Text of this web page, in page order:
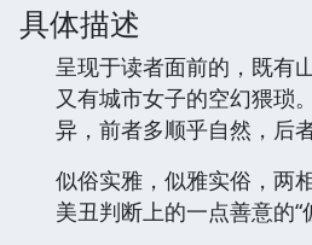
具体描述
呈现于读者面前的，既有
又有城市女子的空幻猥琐
异，前者多顺乎自然，后
似俗实雅，似雅实俗，两
美丑判断上的一点善意的“